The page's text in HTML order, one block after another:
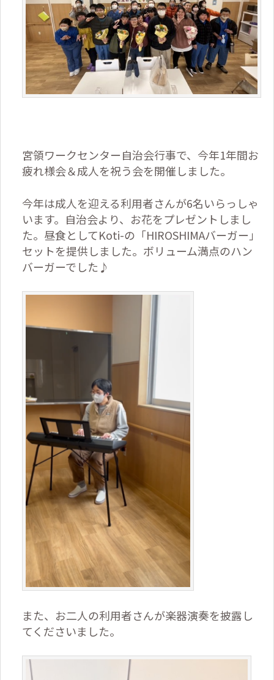
宮領ワークセンター自治会行事で、今年1年間お
疲れ様会＆成人を祝う会を開催しました。
今年は成人を迎える利用者さんが6名いらっしゃ
います。自治会より、お花をプレゼントしまし
た。昼食としてKoti-の「HIROSHIMAバーガー」
セットを提供しました。ボリューム満点のハン
バーガーでした♪
また、お二人の利用者さんが楽器演奏を披露し
てくださいました。